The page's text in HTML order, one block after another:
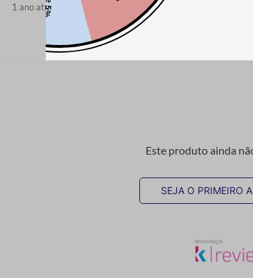
1 ano atrás comprador verificado
Este produto ainda
SEJA O PRIMEIRO